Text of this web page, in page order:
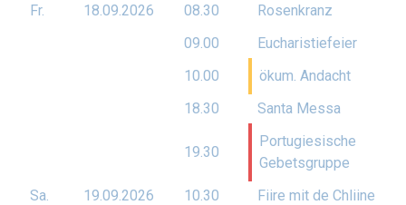
Fr.
18.09.2026 08.30
Rosenkranz
09.00
Eucharistiefeier
10.00
ökum. Andacht
18.30
Santa Messa
19.30
Portugiesische
Gebetsgruppe
Sa.
19.09.2026 10.30
Fiire mit de Chliine